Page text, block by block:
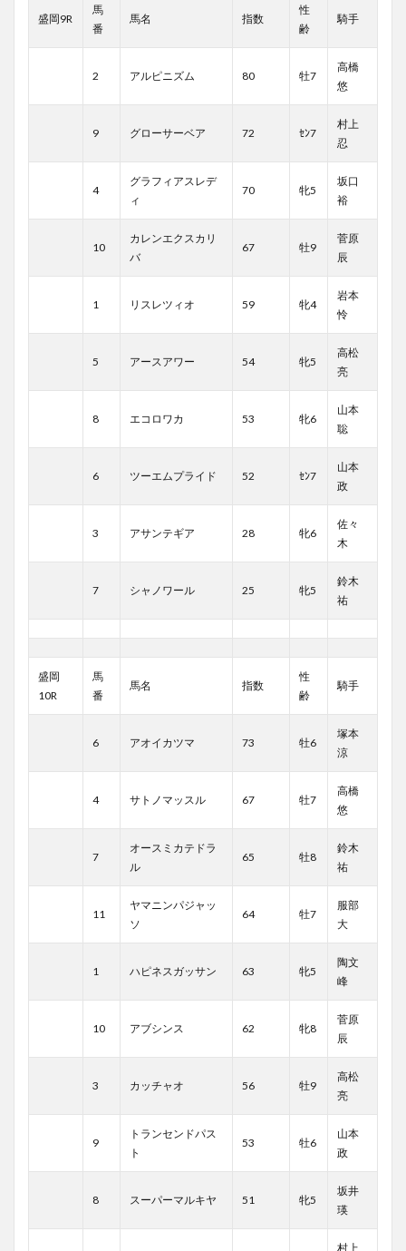
盛岡9R
馬
番
馬名 指数
性
齢
騎手
2 アルピニズム 80 牡7
高橋
悠
9 グローサーベア 72 ｾﾝ7
村上
忍
4
グラフィアスレデ
ィ
70 牝5
坂口
裕
10
カレンエクスカリ
バ
67 牡9
菅原
辰
1 リスレツィオ 59 牝4
岩本
怜
5 アースアワー 54 牝5
高松
亮
8 エコロワカ 53 牝6
山本
聡
6 ツーエムプライド 52 ｾﾝ7
山本
政
3 アサンテギア 28 牝6
佐々
木
7 シャノワール 25 牝5
鈴木
祐
盛岡
10R
馬
番
馬名 指数
性
齢
騎手
6 アオイカツマ 73 牡6
塚本
涼
4 サトノマッスル 67 牡7
高橋
悠
7
オースミカテドラ
ル
65 牡8
鈴木
祐
11
ヤマニンパジャッ
ソ
64 牡7
服部
大
1 ハピネスガッサン 63 牝5
陶文
峰
10 アブシンス 62 牝8
菅原
辰
3 カッチャオ 56 牡9
高松
亮
9
トランセンドパス
ト
53 牡6
山本
政
8 スーパーマルキヤ 51 牝5
坂井
瑛
村上